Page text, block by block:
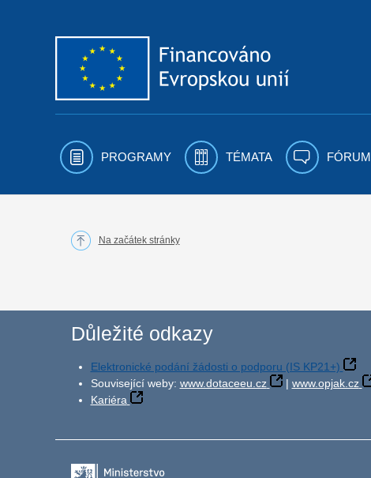
PROGRAMY TÉMATA FÓRUM
Na začátek stránky
Důležité odkazy
Elektronické podání žádosti o podporu (IS KP21+)
Související weby: www.dotaceeu.cz | www.opjak.cz
Kariéra